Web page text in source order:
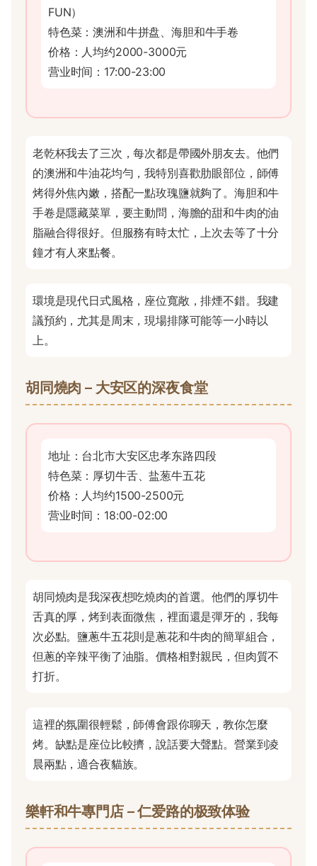
FUN）
特色菜：澳洲和牛拼盘、海胆和牛手卷
价格：人均约2000-3000元
营业时间：17:00-23:00
老乾杯我去了三次，每次都是帶國外朋友去。他們
的澳洲和牛油花均勻，我特別喜歡肋眼部位，師傅
烤得外焦內嫩，搭配一點玫瑰鹽就夠了。海胆和牛
手卷是隱藏菜單，要主動問，海膽的甜和牛肉的油
脂融合得很好。但服務有時太忙，上次去等了十分
鐘才有人來點餐。
環境是現代日式風格，座位寬敞，排煙不錯。我建
議預約，尤其是周末，現場排隊可能等一小時以
上。
胡同燒肉 – 大安区的深夜食堂
地址：台北市大安区忠孝东路四段
特色菜：厚切牛舌、盐葱牛五花
价格：人均约1500-2500元
营业时间：18:00-02:00
胡同燒肉是我深夜想吃燒肉的首選。他們的厚切牛
舌真的厚，烤到表面微焦，裡面還是彈牙的，我每
次必點。鹽蔥牛五花則是蔥花和牛肉的簡單組合，
但蔥的辛辣平衡了油脂。價格相對親民，但肉質不
打折。
這裡的氛圍很輕鬆，師傅會跟你聊天，教你怎麼
烤。缺點是座位比較擠，說話要大聲點。營業到凌
晨兩點，適合夜貓族。
樂軒和牛專門店 – 仁爱路的极致体验